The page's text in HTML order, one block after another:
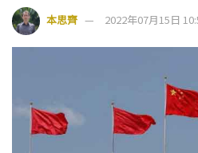
本思齊 2022年07月15日